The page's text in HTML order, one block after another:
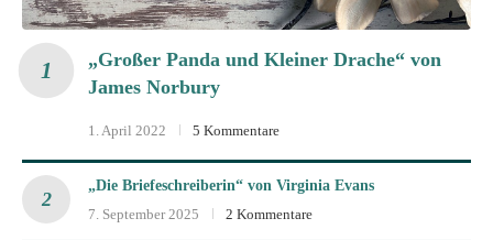
„Großer Panda und Kleiner Drache“ von
James Norbury
1. April 2022 5 Kommentare
„Die Briefeschreiberin“ von Virginia Evans
7. September 2025
2 Kommentare